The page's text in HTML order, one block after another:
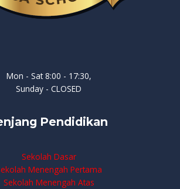
Mon - Sat 8:00 - 17:30,
Sunday - CLOSED
Pendidikan
Sekolah Dasar
Menengah Pertama
Sekolah Menengah Atas